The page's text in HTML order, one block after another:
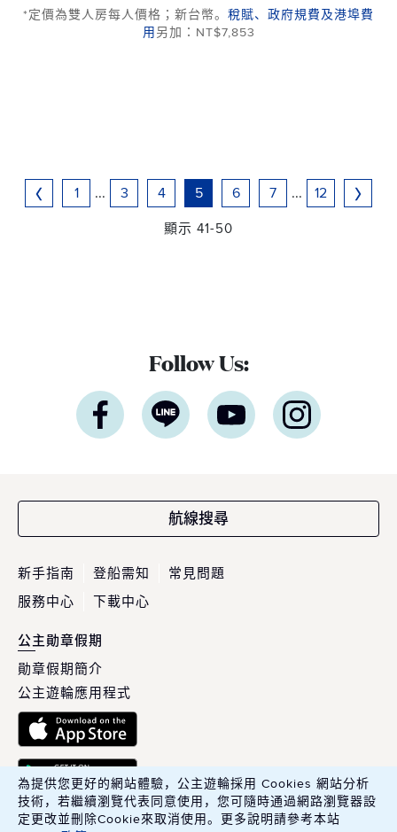
*定價為雙人房每人價格；新台幣。 稅賦、政府規費及港埠費
用 另加：NT$7,853
1 ... 3 4 5 6 7 ... 12
顯示 41-50
Follow Us:
航線搜尋
新手指南 登船需知
常見問題
服務中心
下載中心
公主勛章假期
勛章假期簡介
公主遊輪應用程式
為提供您更好的網站體驗，公主遊輪採用 Cookies 網站分析
技術，若繼續瀏覽代表同意使用，您可隨時通過網路瀏覽器設
定更改並刪除Cookie來取消使用。更多說明請參考本站